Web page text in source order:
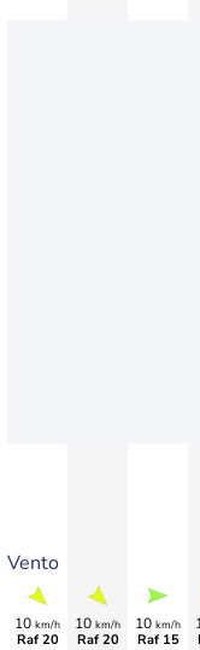
Vento
10 km/h
Raf 20
10 km/h
Raf 20
10 km/h
Raf 15